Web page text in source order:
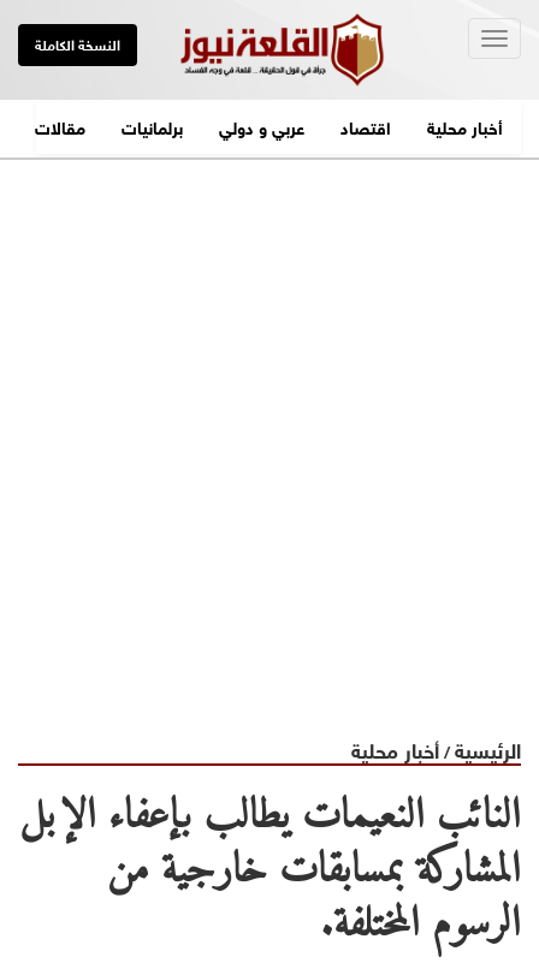
النسخة الكاملة
أخبار محلية اقتصاد عربي و دولي برلمانيات مقالات
الرئيسية/أخبار محلية
النائب النعيمات يطالب بإعفاء الإبل
المشاركة بمسابقات خارجية من
الرسوم المختلفة.